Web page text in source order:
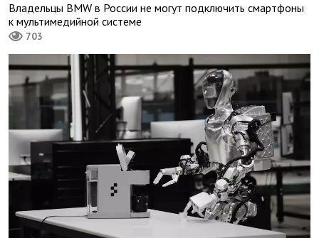
Владельцы BMW в России не могут подключить смартфоны
к мультимедийной системе
703